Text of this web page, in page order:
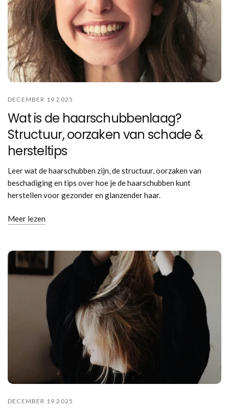
DECEMBER 19 2025
Wat is de haarschubbenlaag?
Structuur, oorzaken van schade &
hersteltips
Leer wat de haarschubben zijn, de structuur, oorzaken van
beschadiging en tips over hoe je de haarschubben kunt
herstellen voor gezonder en glanzender haar.
Meer lezen
DECEMBER 19 2025